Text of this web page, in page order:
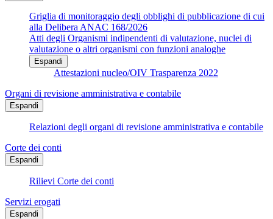
Griglia di monitoraggio degli obblighi di pubblicazione di cui
alla Delibera ANAC 168/2026
Atti degli Organismi indipendenti di valutazione, nuclei di
valutazione o altri organismi con funzioni analoghe
Espandi
Attestazioni nucleo/OIV Trasparenza 2022
Organi di revisione amministrativa e contabile
Espandi
Relazioni degli organi di revisione amministrativa e contabile
Corte dei conti
Espandi
Rilievi Corte dei conti
Servizi erogati
Espandi